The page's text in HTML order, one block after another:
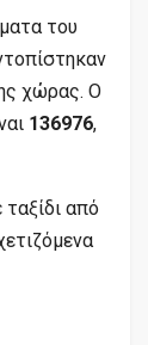
του
χώρας. Ο
136976,
από